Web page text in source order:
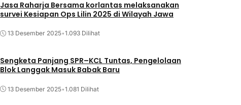
Jasa Raharja Bersama korlantas melaksanakan
survei Kesiapan Ops Lilin 2025 di Wilayah Jawa
13 Desember 2025•1.093 Dilihat
Sengketa Panjang SPR–KCL Tuntas, Pengelolaan
Blok Langgak Masuk Babak Baru
13 Desember 2025•1.081 Dilihat